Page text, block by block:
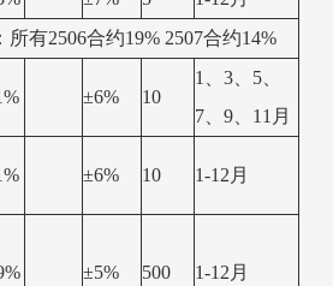
有2506合约19% 2507合约14%
±6% 10
1、3、5、
7、9、11月
±6% 10 1-12月
±5% 500 1-12月